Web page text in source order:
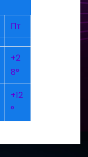
Пт
+2
8°
+12
°